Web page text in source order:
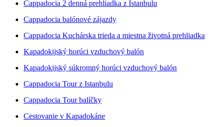
Cappadocia 2 denná prehliadka z Istanbulu
Cappadocia balónové zájazdy
Cappadocia Kuchárska trieda a miestna životná prehliadka
Kapadokijský horúci vzduchový balón
Kapadokijský súkromný horúci vzduchový balón
Cappadocia Tour z Istanbulu
Cappadocia Tour balíčky
Cestovanie v Kapadokáne